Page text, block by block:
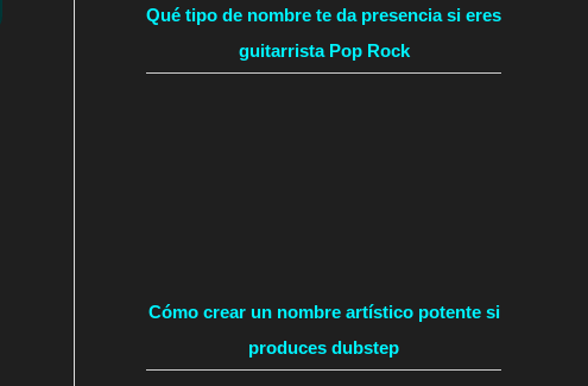
Qué tipo de nombre te da presencia si eres
guitarrista Pop Rock
Cómo crear un nombre artístico potente si
produces dubstep